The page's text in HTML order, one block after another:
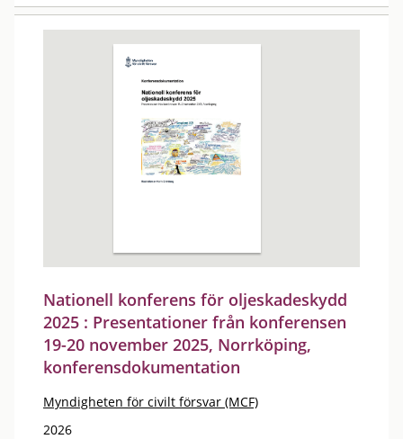
Nationell konferens för oljeskadeskydd
2025 : Presentationer från konferensen
19-20 november 2025, Norrköping,
konferensdokumentation
Myndigheten för civilt försvar (MCF)
2026